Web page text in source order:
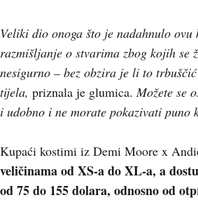
Veliki dio onoga što je nadahnulo ovu
razmišljanje o stvarima zbog kojih se
nesigurno – bez obzira je li to
tijela, priznala je glumica.Možete se
i udobno i ne morate pokazivati puno
Kupaći kostimi iz Demi Moore x
veličinama od XS-a do XL-a, a
od 75 do 155 dolara, odnosno od